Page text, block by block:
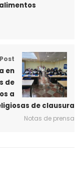
en
de
a
de clausura
Notas de prensa